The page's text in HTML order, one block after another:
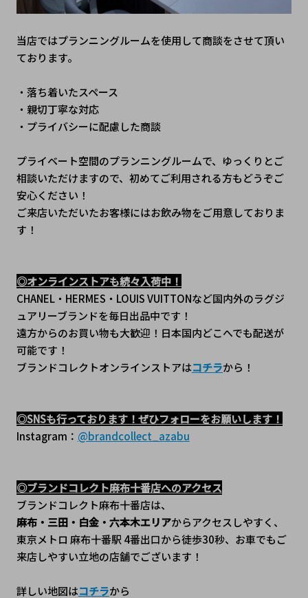
当店ではプランニングルームを使用して商談をさせて頂い
ております。
・落ち着いたスペース
・親切丁寧な対応
・プライバシーに配慮した商談
プライベート空間のプランニングルームで、ゆっくりとご
相談いただけますので、初めてご利用される方もどうぞご
安心ください！
ご来店いただいたお客様にはお飲み物をご用意しておりま
す！
◎オンラインストアも続々入荷中！
CHANEL・HERMES・LOUIS VUITTONなど国内外のラグジ
ュアリーブランドを毎日出品中です！
遠方からのお買い物も大歓迎！日本国内どこへでも配送が
可能です！
ブランドコレクトオンラインストアはコチラから！
◎SNSも行っております！ぜひフォローをお願いします！
Instagram： @brandcollect_azabu
◎ブランドコレクト麻布十番店へのアクセス
ブランドコレクト麻布十番店は、
麻布・三田・白金・六本木エリアからアクセスしやすく、
東京メトロ 麻布十番駅 4番出口から徒歩30秒、﻿お車でもご
来店しやすい立地の店舗でございます！
詳しい地図はコチラから